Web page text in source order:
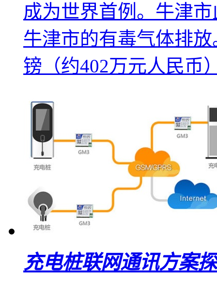
成为世界首例。牛津
牛津市的有毒气体排
镑（约402万元人民币
充电桩联网通讯方案